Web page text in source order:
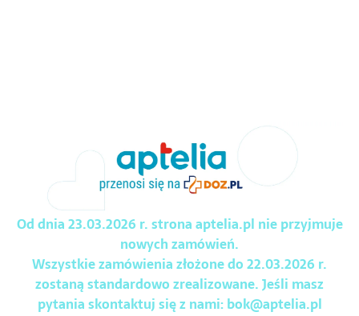
Od dnia 23.03.2026 r. strona aptelia.pl nie przyjmuje
nowych zamówień.
Wszystkie zamówienia złożone do 22.03.2026 r.
zostaną standardowo zrealizowane. Jeśli masz
pytania skontaktuj się z nami:bok@aptelia.pl